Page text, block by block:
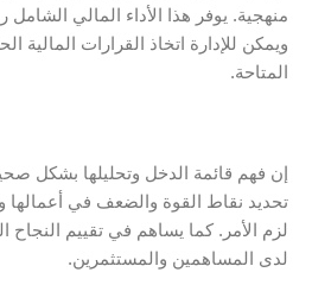
منهجية. يوفر هذا الأداء المالي الشامل
ويمكن للإدارة اتخاذ القرارات المالية
المتاحة.
إن فهم قائمة الدخل وتحليلها بشكل
تحديد نقاط القوة والضعف في أعمالها
لزم الأمر. كما يساهم في تقييم النجاح
لدى المساهمين والمستثمرين.